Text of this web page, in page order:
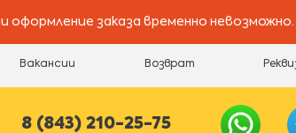
оформление заказа временно невозможно.
Вакансии Возврат
8 (843) 210-25-75